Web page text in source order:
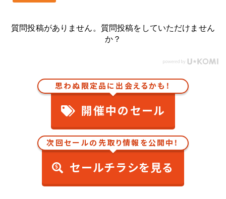
質問投稿がありません。質問投稿をしていただけません
か？
思わぬ限定品に出会えるかも！
開催中のセール
次回セールの先取り情報を公開中！
セールチラシを見る